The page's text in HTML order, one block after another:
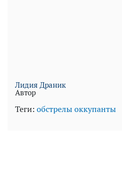
Лидия Драник
Автор
Теги: обстрелыоккупанты